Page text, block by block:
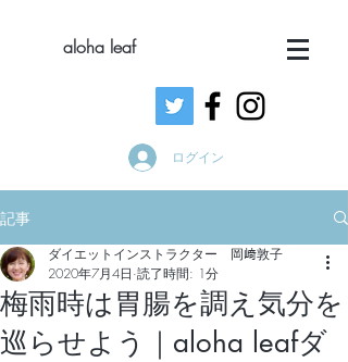
aloha leaf
ログイン
記事
梅雨時は胃腸を調え気分を
巡らせよう｜aloha leafダ
ダイエットインストラクター 岡﨑敦子
2020年7月4日 読了時間: 1分